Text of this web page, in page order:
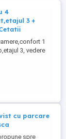
4
3 +
1
3, vedere
,doua
parchet
îl imediat,
...
cu parcare
spre